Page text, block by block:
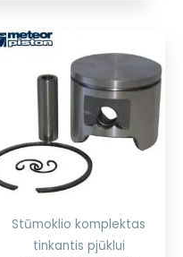
Stūmoklio komplektas
tinkantis pjūklui